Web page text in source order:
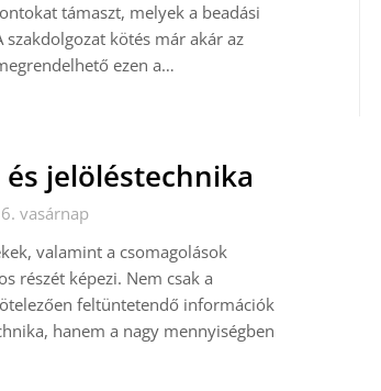
támaszt, melyek a beadási
kötés már akár az
ezen a…
jelöléstechnika
vasárnap
valamint a csomagolások
részét képezi. Nem csak a
feltüntetendő információk
hanem a nagy mennyiségben